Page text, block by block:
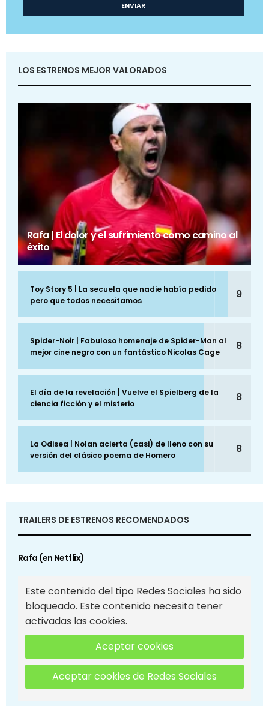
LOS ESTRENOS MEJOR VALORADOS
Rafa | El dolor y el sufrimiento como camino al
éxito
Toy Story 5 | La secuela que nadie había pedido
pero que todos necesitamos
9
Spider-Noir | Fabuloso homenaje de Spider-Man al
mejor cine negro con un fantástico Nicolas Cage
8
El día de la revelación | Vuelve el Spielberg de la
ciencia ficción y el misterio
8
La Odisea | Nolan acierta (casi) de lleno con su
versión del clásico poema de Homero
8
TRAILERS DE ESTRENOS RECOMENDADOS
Rafa (en Netflix)
Este contenido del tipo Redes Sociales ha sido
bloqueado. Este contenido necesita tener
activadas las cookies.
Aceptar cookies
Aceptar cookies de Redes Sociales